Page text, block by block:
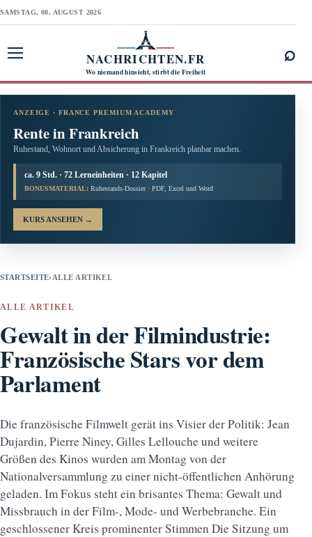
SAMSTAG, 08. AUGUST 2026
NACHRICHTEN.FR
Wo niemand hinsieht, stirbt die Freiheit
⌕
ANZEIGE · FRANCE PREMIUM ACADEMY
Rente in Frankreich
Ruhestand, Wohnort und Absicherung in Frankreich planbar machen.
ca. 9 Std. · 72 Lerneinheiten · 12 Kapitel
BONUSMATERIAL: Ruhestands-Dossier · PDF, Excel und Word
KURS ANSEHEN →
STARTSEITE› ALLE ARTIKEL
ALLE ARTIKEL
Gewalt in der Filmindustrie:
Französische Stars vor dem
Parlament
Die französische Filmwelt gerät ins Visier der Politik: Jean
Dujardin, Pierre Niney, Gilles Lellouche und weitere
Größen des Kinos wurden am Montag von der
Nationalversammlung zu einer nicht-öffentlichen Anhörung
geladen. Im Fokus steht ein brisantes Thema: Gewalt und
Missbrauch in der Film-, Mode- und Werbebranche. Ein
geschlossener Kreis prominenter Stimmen Die Sitzung um